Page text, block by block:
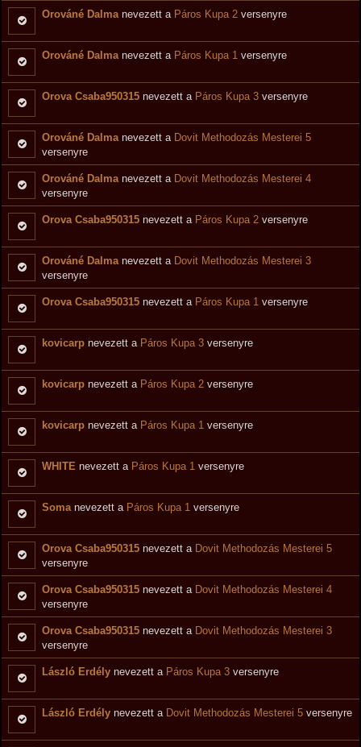
Orováné Dalma nevezett a Páros Kupa 2 versenyre
Orováné Dalma nevezett a Páros Kupa 1 versenyre
Orova Csaba950315 nevezett a Páros Kupa 3 versenyre
Orováné Dalma nevezett a Dovit Methodozás Mesterei 5
versenyre
Orováné Dalma nevezett a Dovit Methodozás Mesterei 4
versenyre
Orova Csaba950315 nevezett a Páros Kupa 2 versenyre
Orováné Dalma nevezett a Dovit Methodozás Mesterei 3
versenyre
Orova Csaba950315 nevezett a Páros Kupa 1 versenyre
kovicarp nevezett a Páros Kupa 3 versenyre
kovicarp nevezett a Páros Kupa 2 versenyre
kovicarp nevezett a Páros Kupa 1 versenyre
WHITE nevezett a Páros Kupa 1 versenyre
Somanevezett a Páros Kupa 1 versenyre
Orova Csaba950315 nevezett a Dovit Methodozás Mesterei 5
versenyre
Orova Csaba950315 nevezett a Dovit Methodozás Mesterei 4
versenyre
Orova Csaba950315 nevezett a Dovit Methodozás Mesterei 3
versenyre
László Erdély nevezett a Páros Kupa 3 versenyre
László Erdély nevezett a Dovit Methodozás Mesterei 5 versenyre